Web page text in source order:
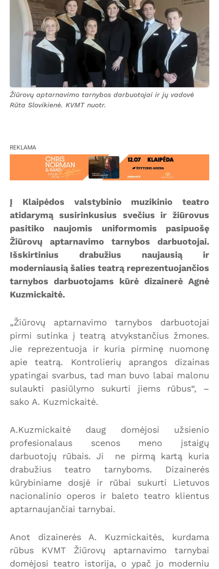
Žiūrovų aptarnavimo tarnybos darbuotojai ir jų vadovė
Rūta Slovikienė. KVMT nuotr.
REKLAMA
Į Klaipėdos valstybinio muzikinio teatro
atidarymą susirinkusius svečius ir žiūrovus
pasitiko naujomis uniformomis pasipuošę
Žiūrovų aptarnavimo tarnybos darbuotojai.
Išskirtinius drabužius naujausią ir
moderniausią šalies teatrą reprezentuojančios
tarnybos darbuotojams kūrė dizainerė Agnė
Kuzmickaitė.
„Žiūrovų aptarnavimo tarnybos darbuotojai
pirmi sutinka į teatrą atvykstančius žmones.
Jie reprezentuoja ir kuria pirminę nuomonę
apie teatrą. Kontrolierių aprangos dizainas
ypatingai svarbus, tad man buvo labai malonu
sulaukti pasiūlymo sukurti jiems rūbus“, –
sako A. Kuzmickaitė.
A.Kuzmickaitė daug domėjosi užsienio
profesionalaus scenos meno įstaigų
darbuotojų rūbais. Ji ne pirmą kartą kuria
drabužius teatro tarnyboms. Dizainerės
kūrybiniame dosjė ir rūbai sukurti Lietuvos
nacionalinio operos ir baleto teatro klientus
aptarnaujančiai tarnybai.
Anot dizainerės A. Kuzmickaitės, kurdama
rūbus KVMT Žiūrovų aptarnavimo tarnybai
domėjosi teatro istorija, o ypač jo moderniu